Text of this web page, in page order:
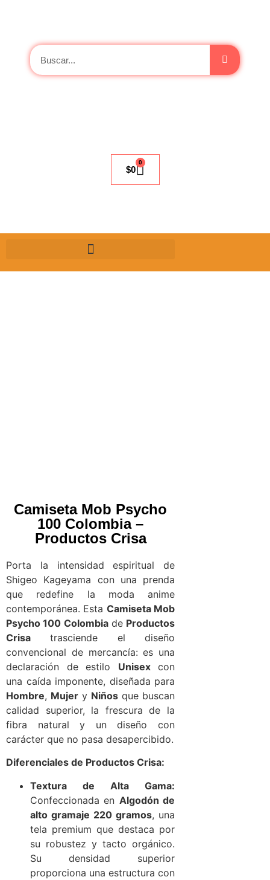
$0
0
Camiseta Mob Psycho
100 Colombia –
Productos Crisa
Porta la intensidad espiritual de
Shigeo Kageyama con una prenda
que redefine la moda anime
contemporánea. Esta Camiseta Mob
Psycho 100 Colombiade Productos
Crisa trasciende el diseño
convencional de mercancía: es una
declaración de estilo Unisexcon
una caída imponente, diseñada para
Hombre, Mujer y Niños que buscan
calidad superior, la frescura de la
fibra natural y un diseño con
carácter que no pasa desapercibido.
Diferenciales de Productos Crisa:
Textura de Alta Gama:
Confeccionada en Algodón de
alto gramaje 220 gramos, una
tela premium que destaca por
su robustez y tacto orgánico.
Su densidad superior
proporciona una estructura con